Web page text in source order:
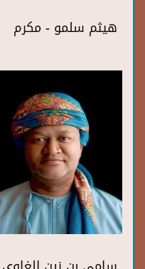
هيثم سلمو - مكرم